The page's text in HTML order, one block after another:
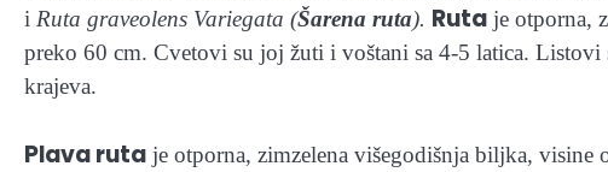
i Ruta graveolens Variegata (Šarena ruta). Ruta je otporna,
preko 60 cm. Cvetovi su joj žuti i voštani sa 4-5 latica. Listovi
krajeva.
Plava ruta je otporna, zimzelena višegodišnja biljka, visine